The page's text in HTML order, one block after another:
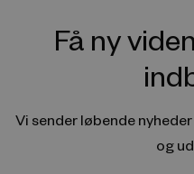
Få ny
Vi sender løbende
og